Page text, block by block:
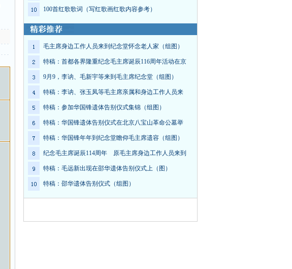
100首红歌歌词（写红歌画红歌内容参考）
毛主席身边工作人员来到纪念堂怀念老人家（组图）
特稿：首都各界隆重纪念毛主席诞辰116周年活动在京
9月9，李讷、毛新宇等来到毛主席纪念堂（组图）
特稿：李讷、张玉凤等毛主席亲属和身边工作人员来
特稿：参加华国锋遗体告别仪式集锦（组图）
特稿：华国锋遗体告别仪式在北京八宝山革命公墓举
特稿：华国锋年年到纪念堂瞻仰毛主席遗容（组图）
纪念毛主席诞辰114周年 原毛主席身边工作人员来到
特稿：毛远新出现在邵华遗体告别仪式上（图）
特稿：邵华遗体告别仪式（组图）